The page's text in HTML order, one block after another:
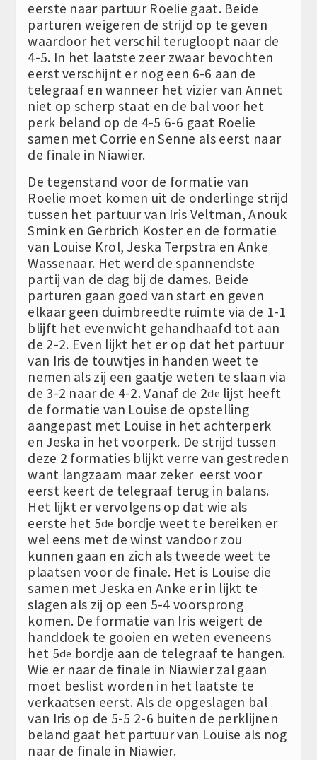
eerste naar partuur Roelie gaat. Beide
parturen weigeren de strijd op te geven
waardoor het verschil terugloopt naar de
4-5. In het laatste zeer zwaar bevochten
eerst verschijnt er nog een 6-6 aan de
telegraaf en wanneer het vizier van Annet
niet op scherp staat en de bal voor het
perk beland op de 4-5 6-6 gaat Roelie
samen met Corrie en Senne als eerst naar
de finale in Niawier.
De tegenstand voor de formatie van
Roelie moet komen uit de onderlinge strijd
tussen het partuur van Iris Veltman, Anouk
Smink en Gerbrich Koster en de formatie
van Louise Krol, Jeska Terpstra en Anke
Wassenaar. Het werd de spannendste
partij van de dag bij de dames. Beide
parturen gaan goed van start en geven
elkaar geen duimbreedte ruimte via de 1-1
blijft het evenwicht gehandhaafd tot aan
de 2-2. Even lijkt het er op dat het partuur
van Iris de touwtjes in handen weet te
nemen als zij een gaatje weten te slaan via
de 3-2 naar de 4-2. Vanaf de 2de lijst heeft
de formatie van Louise de opstelling
aangepast met Louise in het achterperk
en Jeska in het voorperk. De strijd tussen
deze 2 formaties blijkt verre van gestreden
want langzaam maar zeker eerst voor
eerst keert de telegraaf terug in balans.
Het lijkt er vervolgens op dat wie als
eerste het 5de bordje weet te bereiken er
wel eens met de winst vandoor zou
kunnen gaan en zich als tweede weet te
plaatsen voor de finale. Het is Louise die
samen met Jeska en Anke er in lijkt te
slagen als zij op een 5-4 voorsprong
komen. De formatie van Iris weigert de
handdoek te gooien en weten eveneens
het 5de bordje aan de telegraaf te hangen.
Wie er naar de finale in Niawier zal gaan
moet beslist worden in het laatste te
verkaatsen eerst. Als de opgeslagen bal
van Iris op de 5-5 2-6 buiten de perklijnen
beland gaat het partuur van Louise als nog
naar de finale in Niawier.